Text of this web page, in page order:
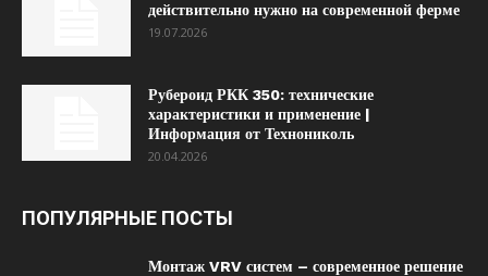
действительно нужно на современной ферме
19.07.2026
Рубероид РКК 350: технические
характеристики и применение |
Информация от Технониколь
20.04.2026
ПОПУЛЯРНЫЕ ПОСТЫ
Монтаж VRV систем – современное решение